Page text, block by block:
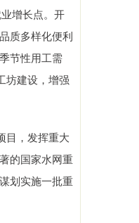
增长点。开
质多样化便利
节性用工需
坊建设，增强
目，发挥重大
的国家水网重
划实施一批重